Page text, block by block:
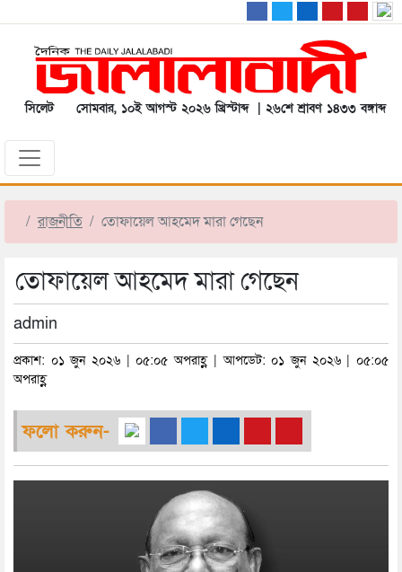
সিলেট সোমবার, ১০ই আগস্ট ২০২৬ খ্রিস্টাব্দ | ২৬শে শ্রাবণ ১৪৩৩ বঙ্গাব্দ
রাজনীতি তোফায়েল আহমেদ মারা গেছেন
তোফায়েল আহমেদ মারা গেছেন
admin
প্রকাশ: ০১ জুন ২০২৬ | ০৫:০৫ অপরাহ্ণ | আপডেট: ০১ জুন ২০২৬ | ০৫:০৫
অপরাহ্ণ
ফলো করুন-